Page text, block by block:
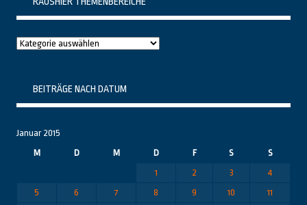
Raushier
BEITRÄGE NACH DATUM
Januar 2015
M
D M D F S
S
1
2 3
4
5
6 7 8 9 10
11